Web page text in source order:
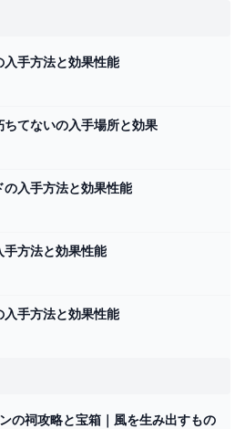
手方法と効果性能
てないの入手場所と効果
入手方法と効果性能
方法と効果性能
手方法と効果性能
の祠攻略と宝箱｜風を生み出すもの